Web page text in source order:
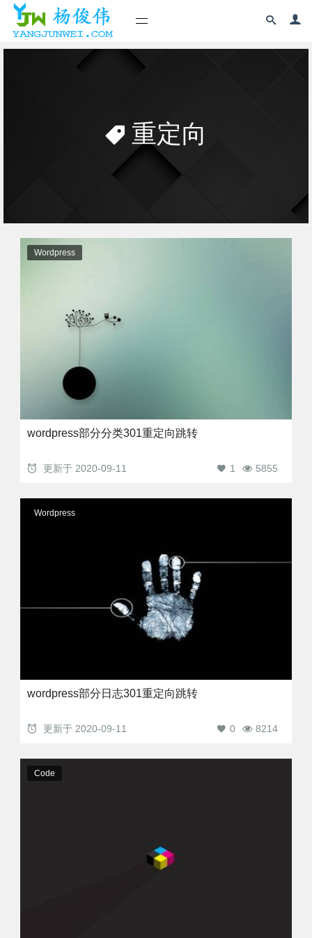
重定向
Wordpress
wordpress部分分类301重定向跳转
更新于 2020-09-11 5855
1
Wordpress
wordpress部分日志301重定向跳转
更新于 2020-09-11 8214
0
Code